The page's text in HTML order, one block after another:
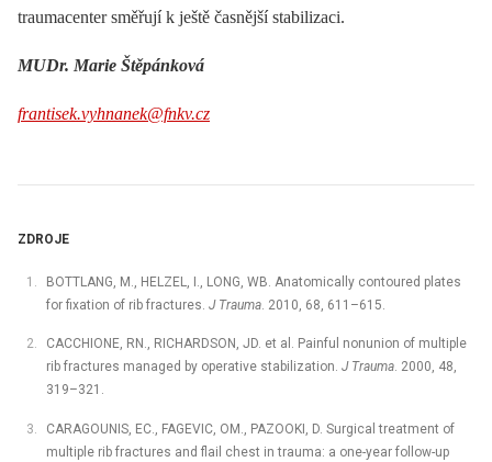
traumacenter směřují k ještě časnější stabilizaci.
MUDr. Marie Štěpánková
frantisek.vyhnanek@fnkv.cz
ZDROJE
BOTTLANG, M., HELZEL, I., LONG, WB. Anatomically contoured plates
for fixation of rib fractures. J Trauma. 2010, 68, 611–615.
CACCHIONE, RN., RICHARDSON, JD. et al. Painful nonunion of multiple
rib fractures managed by operative stabilization. J Trauma. 2000, 48,
319–321.
CARAGOUNIS, EC., FAGEVIC, OM., PAZOOKI, D. Surgical treatment of
multiple rib fractures and flail chest in trauma: a one-year follow-up